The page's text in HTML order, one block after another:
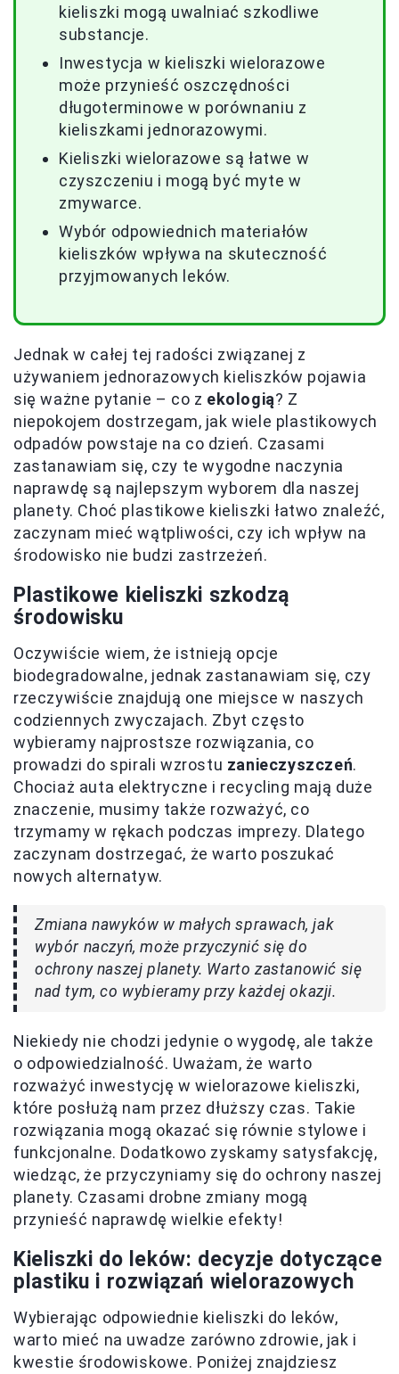
kieliszki mogą uwalniać szkodliwe
substancje.
Inwestycja w kieliszki wielorazowe
może przynieść oszczędności
długoterminowe w porównaniu z
kieliszkami jednorazowymi.
Kieliszki wielorazowe są łatwe w
czyszczeniu i mogą być myte w
zmywarce.
Wybór odpowiednich materiałów
kieliszków wpływa na skuteczność
przyjmowanych leków.
Jednak w całej tej radości związanej z
używaniem jednorazowych kieliszków pojawia
się ważne pytanie – co z ekologią? Z
niepokojem dostrzegam, jak wiele plastikowych
odpadów powstaje na co dzień. Czasami
zastanawiam się, czy te wygodne naczynia
naprawdę są najlepszym wyborem dla naszej
planety. Choć plastikowe kieliszki łatwo znaleźć,
zaczynam mieć wątpliwości, czy ich wpływ na
środowisko nie budzi zastrzeżeń.
Plastikowe kieliszki szkodzą
środowisku
Oczywiście wiem, że istnieją opcje
biodegradowalne, jednak zastanawiam się, czy
rzeczywiście znajdują one miejsce w naszych
codziennych zwyczajach. Zbyt często
wybieramy najprostsze rozwiązania, co
prowadzi do spirali wzrostu zanieczyszczeń.
Chociaż auta elektryczne i recycling mają duże
znaczenie, musimy także rozważyć, co
trzymamy w rękach podczas imprezy. Dlatego
zaczynam dostrzegać, że warto poszukać
nowych alternatyw.
Zmiana nawyków w małych sprawach, jak
wybór naczyń, może przyczynić się do
ochrony naszej planety. Warto zastanowić się
nad tym, co wybieramy przy każdej okazji.
Niekiedy nie chodzi jedynie o wygodę, ale także
o odpowiedzialność. Uważam, że warto
rozważyć inwestycję w wielorazowe kieliszki,
które posłużą nam przez dłuższy czas. Takie
rozwiązania mogą okazać się równie stylowe i
funkcjonalne. Dodatkowo zyskamy satysfakcję,
wiedząc, że przyczyniamy się do ochrony naszej
planety. Czasami drobne zmiany mogą
przynieść naprawdę wielkie efekty!
Kieliszki do leków: decyzje dotyczące
plastiku i rozwiązań wielorazowych
Wybierając odpowiednie kieliszki do leków,
warto mieć na uwadze zarówno zdrowie, jak i
kwestie środowiskowe. Poniżej znajdziesz